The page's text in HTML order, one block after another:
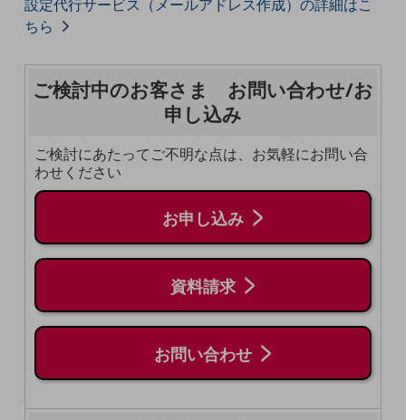
人材不足解消
業種・業態で探す
自治体
医療・介護
モビリティ
キーワードで探す
おすすめの機種、料金やサービスをご紹介
設定代行サービス（メールアドレス作成）の詳細はこ
ちら
ご検討中のお客さま お問い合わせ/お
申し込み
ご検討にあたってご不明な点は、お気軽にお問い合
わせください
お申し込み
資料請求
お問い合わせ